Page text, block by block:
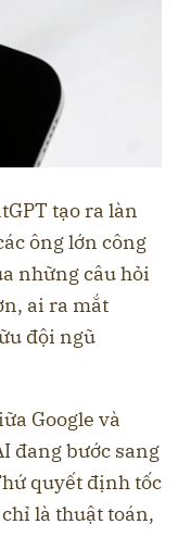
tạo ra làn
ông lớn công
những câu hỏi
ai ra mắt
đội ngũ
Google và
đang bước sang
quyết định tốc
là thuật toán,